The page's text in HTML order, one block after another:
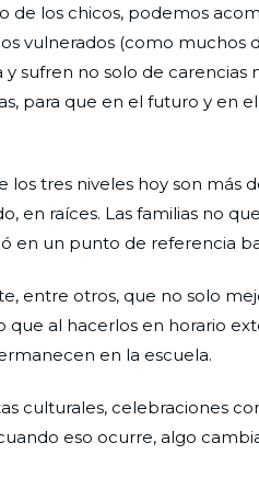
de los chicos, podemos
vulnerados (como muchos
sufren no solo de carencias
para que en el futuro y en
tres niveles hoy son más
en raíces. Las familias no
en un punto de referencia
entre otros, que no solo
al hacerlos en horario
en la escuela.
culturales, celebraciones
eso ocurre, algo